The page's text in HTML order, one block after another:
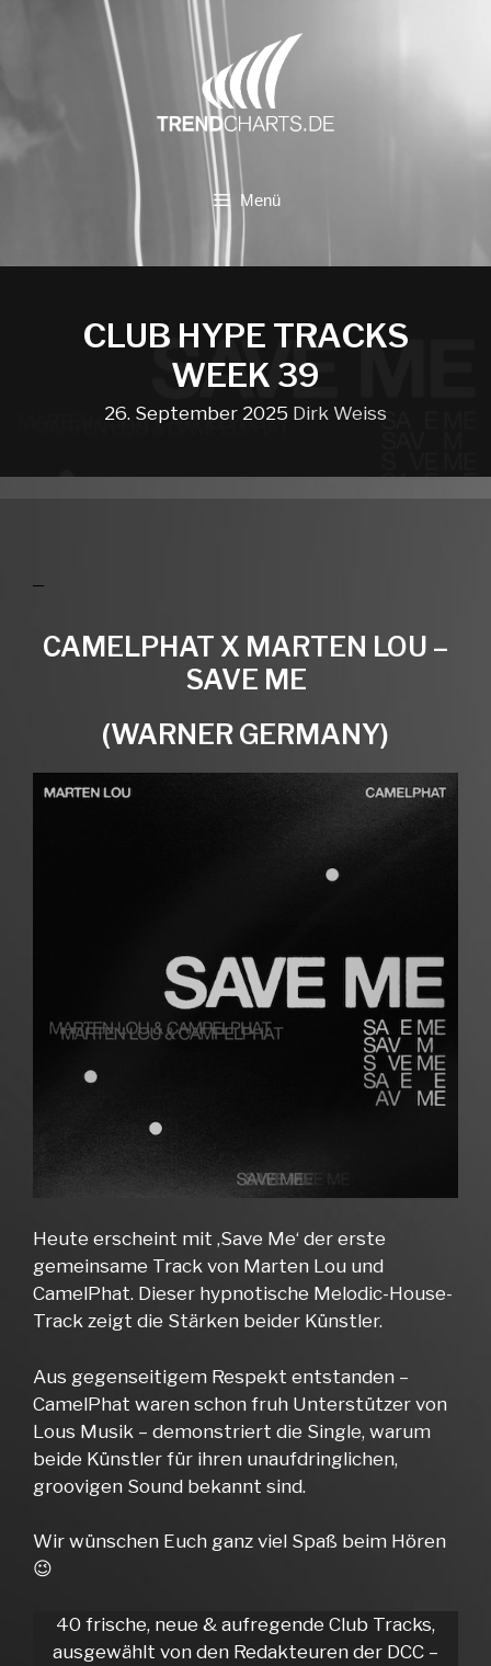
Menü
CLUB HYPE TRACKS
WEEK 39
26. September 2025 Dirk Weiss
CAMELPHAT X MARTEN LOU –
SAVE ME
(WARNER GERMANY)
Heute erscheint mit ‚Save Me‘ der erste
gemeinsame Track von Marten Lou und
CamelPhat. Dieser hypnotische Melodic-House-
Track zeigt die Stärken beider Künstler.
Aus gegenseitigem Respekt entstanden –
CamelPhat waren schon fruh Unterstützer von
Lous Musik – demonstriert die Single, warum
beide Künstler für ihren unaufdringlichen,
groovigen Sound bekannt sind.
Wir wünschen Euch ganz viel Spaß beim Hören
😉
40 frische, neue & aufregende Club Tracks,
ausgewählt von den Redakteuren der DCC –